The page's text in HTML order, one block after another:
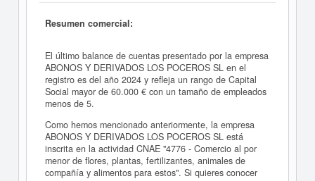
Resumen comercial:
El último balance de cuentas presentado por la empresa
ABONOS Y DERIVADOS LOS POCEROS SL en el
registro es del año 2024 y refleja un rango de Capital
Social mayor de 60.000 € con un tamaño de empleados
menos de 5.
Como hemos mencionado anteriormente, la empresa
ABONOS Y DERIVADOS LOS POCEROS SL está
inscrita en la actividad CNAE "4776 - Comercio al por
menor de flores, plantas, fertilizantes, animales de
compañía y alimentos para estos". Si quieres conocer